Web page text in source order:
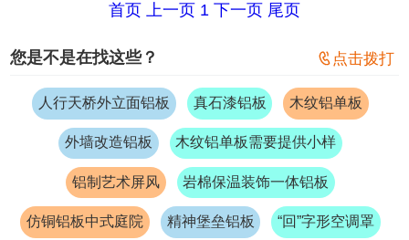
首页 上一页 1 下一页 尾页
您是不是在找这些？  点击拨打
人行天桥外立面铝板 真石漆铝板 木纹铝单板
外墙改造铝板 木纹铝单板需要提供小样
铝制艺术屏风 岩棉保温装饰一体铝板
仿铜铝板中式庭院 精神堡垒铝板 “回”字形空调罩